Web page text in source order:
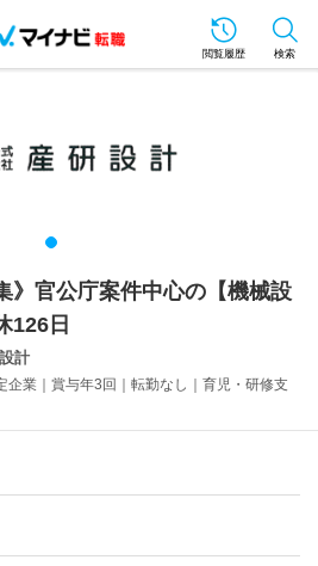
閲覧履歴 検索
》官公庁案件中心の【機械設
126日
計
企業｜賞与年3回｜転勤なし｜育児・研修支